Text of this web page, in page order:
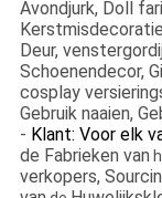
Avondjurk, Doll
Deur,
Schoenendecor,
cosplay
Gebruik naaien,
- Klant: Voor elk
de Fabrieken van
verkopers,